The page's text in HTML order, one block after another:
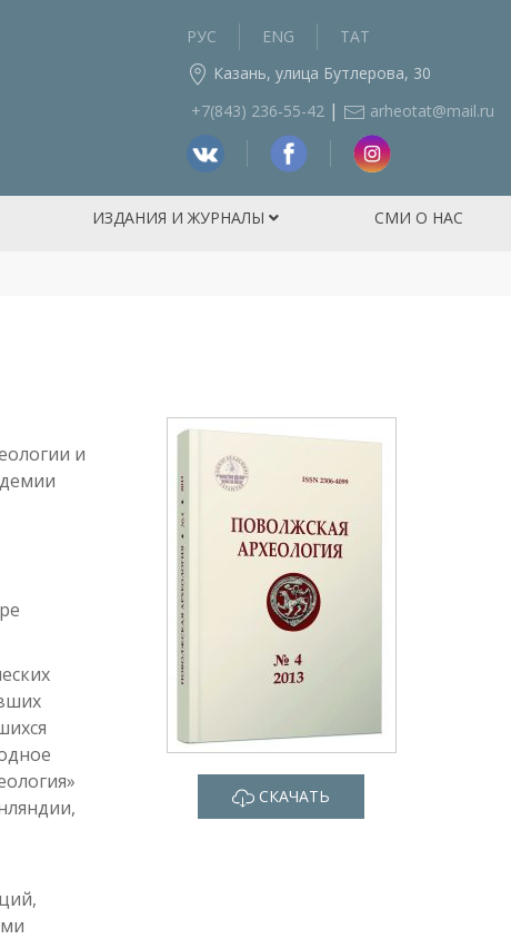
РУС ENG
ТАТ
Казань, улица Бутлерова, 30
+7(843) 236‑55-42 | arheotat@mail.ru
ИЗДАНИЯ И ЖУРНАЛЫ СМИ О НАС
и
СКАЧАТЬ